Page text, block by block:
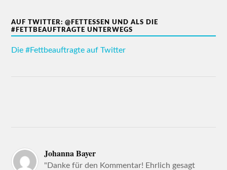
AUF TWITTER: @FETTESSEN UND ALS DIE
#FETTBEAUFTRAGTE UNTERWEGS
Die #Fettbeauftragte auf Twitter
Johanna Bayer
"Danke für den Kommentar! Ehrlich gesagt